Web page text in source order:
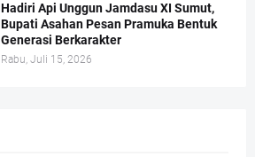
Hadiri Api Unggun Jamdasu XI Sumut,
Bupati Asahan Pesan Pramuka Bentuk
Generasi Berkarakter
Rabu, Juli 15, 2026